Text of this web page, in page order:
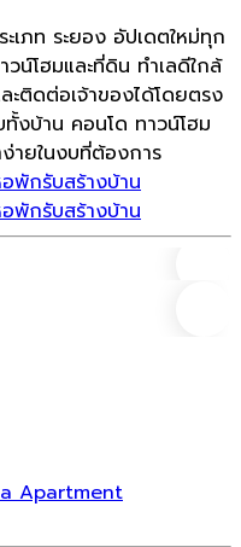
เภท ระยอง อัปเดตใหม่ทุก
น์โฮมและที่ดิน ทำเลดีใกล้
ติดต่อเจ้าของได้โดยตรง
งบ้าน คอนโด ทาวน์โฮม
ง่ายในงบที่ต้องการ
อพักรับสร้างบ้าน
อพักรับสร้างบ้าน
Apartment